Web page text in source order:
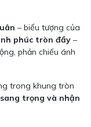
– biểu tượng của
phúc tròn đầy –
phản chiếu ánh
trong khung tròn
trọng và nhận